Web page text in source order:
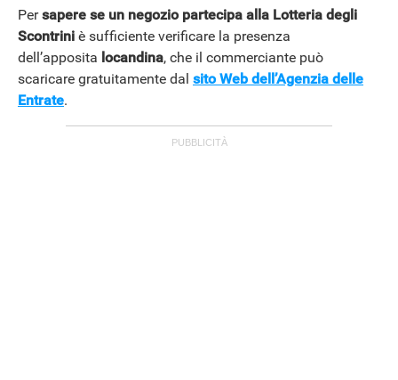
Persapere se un negozio partecipa alla Lotteria degli
Scontrini è sufficiente verificare la presenza
dell’apposita locandina, che il commerciante può
scaricare gratuitamente dal sito Web dell’Agenzia delle
Entrate.